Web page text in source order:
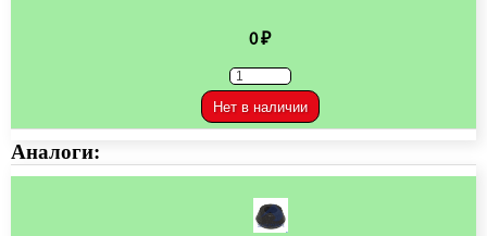
0 ₽
Нет в наличии
Аналоги: